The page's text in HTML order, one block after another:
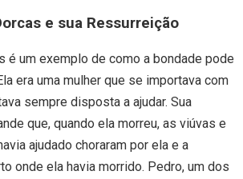
e sua Ressurreição
é um exemplo de como a bondade pode
era uma mulher que se importava com
sempre disposta a ajudar. Sua
que, quando ela morreu, as viúvas e
ajudado choraram por ela e a
onde ela havia morrido. Pedro, um dos